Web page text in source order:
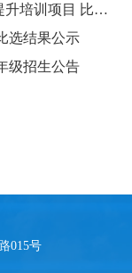
桃源县2026年全县线上教师专业能力提升培训项目 比选结果公示
选结果公示
级招生公告
015号